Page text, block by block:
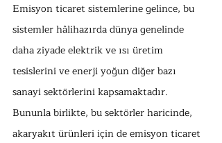
Emisyon ticaret sistemlerine gelince, bu
sistemler hâlihazırda dünya genelinde
daha ziyade elektrik ve ısı üretim
tesislerini ve enerji yoğun diğer bazı
sanayi sektörlerini kapsamaktadır.
Bununla birlikte, bu sektörler haricinde,
akaryakıt ürünleri için de emisyon ticaret